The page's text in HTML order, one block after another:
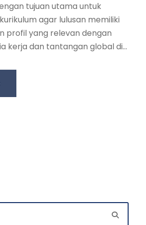
tujuan utama untuk
agar lulusan memiliki
profil yang relevan dengan
kerja dan tantangan global di...